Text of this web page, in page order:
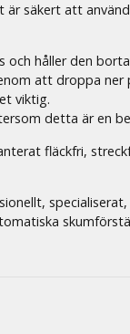
är säkert att
och håller den
att droppa ner
viktig.
detta är en
fläckfri,